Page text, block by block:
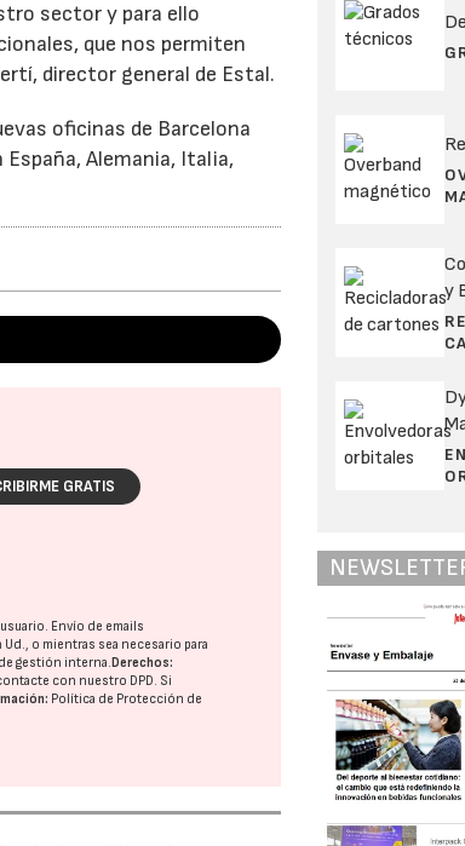
sector y para ello
que nos permiten
director general de Estal.
oficinas de Barcelona
Alemania, Italia,
GRATIS
Envío de emails
o mientras sea necesario para
gestión interna.Derechos:
con nuestro DPD. Si
Política de Protección de
y